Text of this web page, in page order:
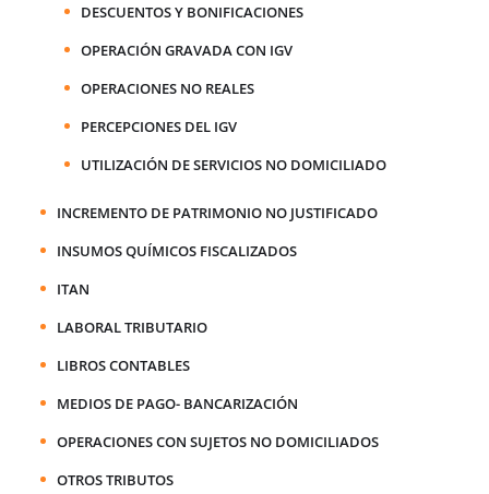
DESCUENTOS Y BONIFICACIONES
OPERACIÓN GRAVADA CON IGV
OPERACIONES NO REALES
PERCEPCIONES DEL IGV
UTILIZACIÓN DE SERVICIOS NO DOMICILIADO
INCREMENTO DE PATRIMONIO NO JUSTIFICADO
INSUMOS QUÍMICOS FISCALIZADOS
ITAN
LABORAL TRIBUTARIO
LIBROS CONTABLES
MEDIOS DE PAGO- BANCARIZACIÓN
OPERACIONES CON SUJETOS NO DOMICILIADOS
OTROS TRIBUTOS